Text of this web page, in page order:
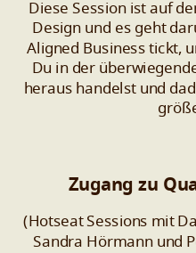
Diese Session ist auf
Design und es geht
Aligned Business tickt,
Du in der
heraus handelst und
Zugang zu
(Hotseat Sessions mit
Sandra Hörmann und